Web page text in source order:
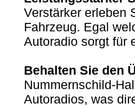
Verstärker erleben
Fahrzeug. Egal
Autoradio sorgt für
Behalten Sie den
Nummernschild-
Autoradios, was